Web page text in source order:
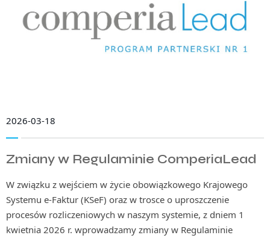
2026-03-18
Zmiany w Regulaminie ComperiaLead
W związku z wejściem w życie obowiązkowego Krajowego
Systemu e-Faktur (KSeF) oraz w trosce o uproszczenie
procesów rozliczeniowych w naszym systemie, z dniem 1
kwietnia 2026 r. wprowadzamy zmiany w Regulaminie